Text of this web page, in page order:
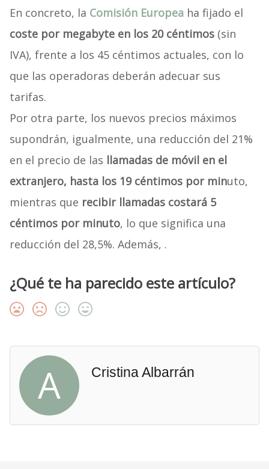
En concreto, la Comisión Europea ha fijado el
coste por megabyte en los 20 céntimos (sin
IVA), frente a los 45 céntimos actuales, con lo
que las operadoras deberán adecuar sus
tarifas.
Por otra parte, los nuevos precios máximos
supondrán, igualmente, una reducción del 21%
en el precio de las llamadas de móvil en el
extranjero, hasta los 19 céntimos por minuto,
mientras que recibir llamadas costará 5
céntimos por minuto, lo que significa una
reducción del 28,5%. Además, .
¿Qué te ha parecido este artículo?
A Cristina Albarrán